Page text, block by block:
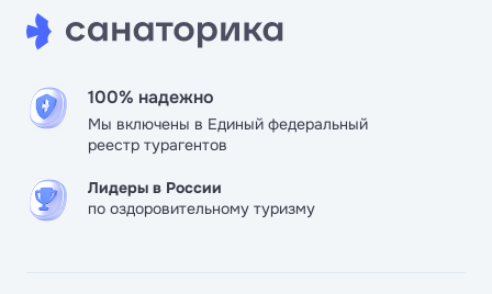
100% надежно
Мы включены в Единый федеральный
реестр турагентов
Лидеры в России
по оздоровительному туризму